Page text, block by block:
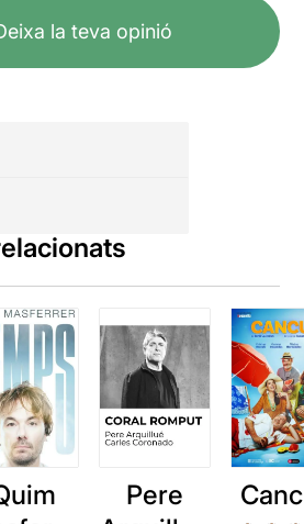
la teva opinió
Pere